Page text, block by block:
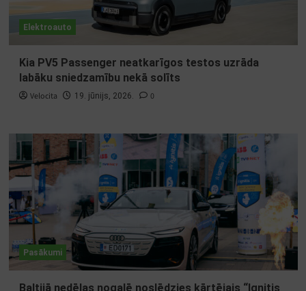
Elektroauto
Kia PV5 Passenger neatkarīgos testos uzrāda
labāku sniedzamību nekā solīts
Velocita 19. jūnijs, 2026. 0
Pasākumi
Baltijā nedēļas nogalē noslēdzies kārtējais “Ignitis